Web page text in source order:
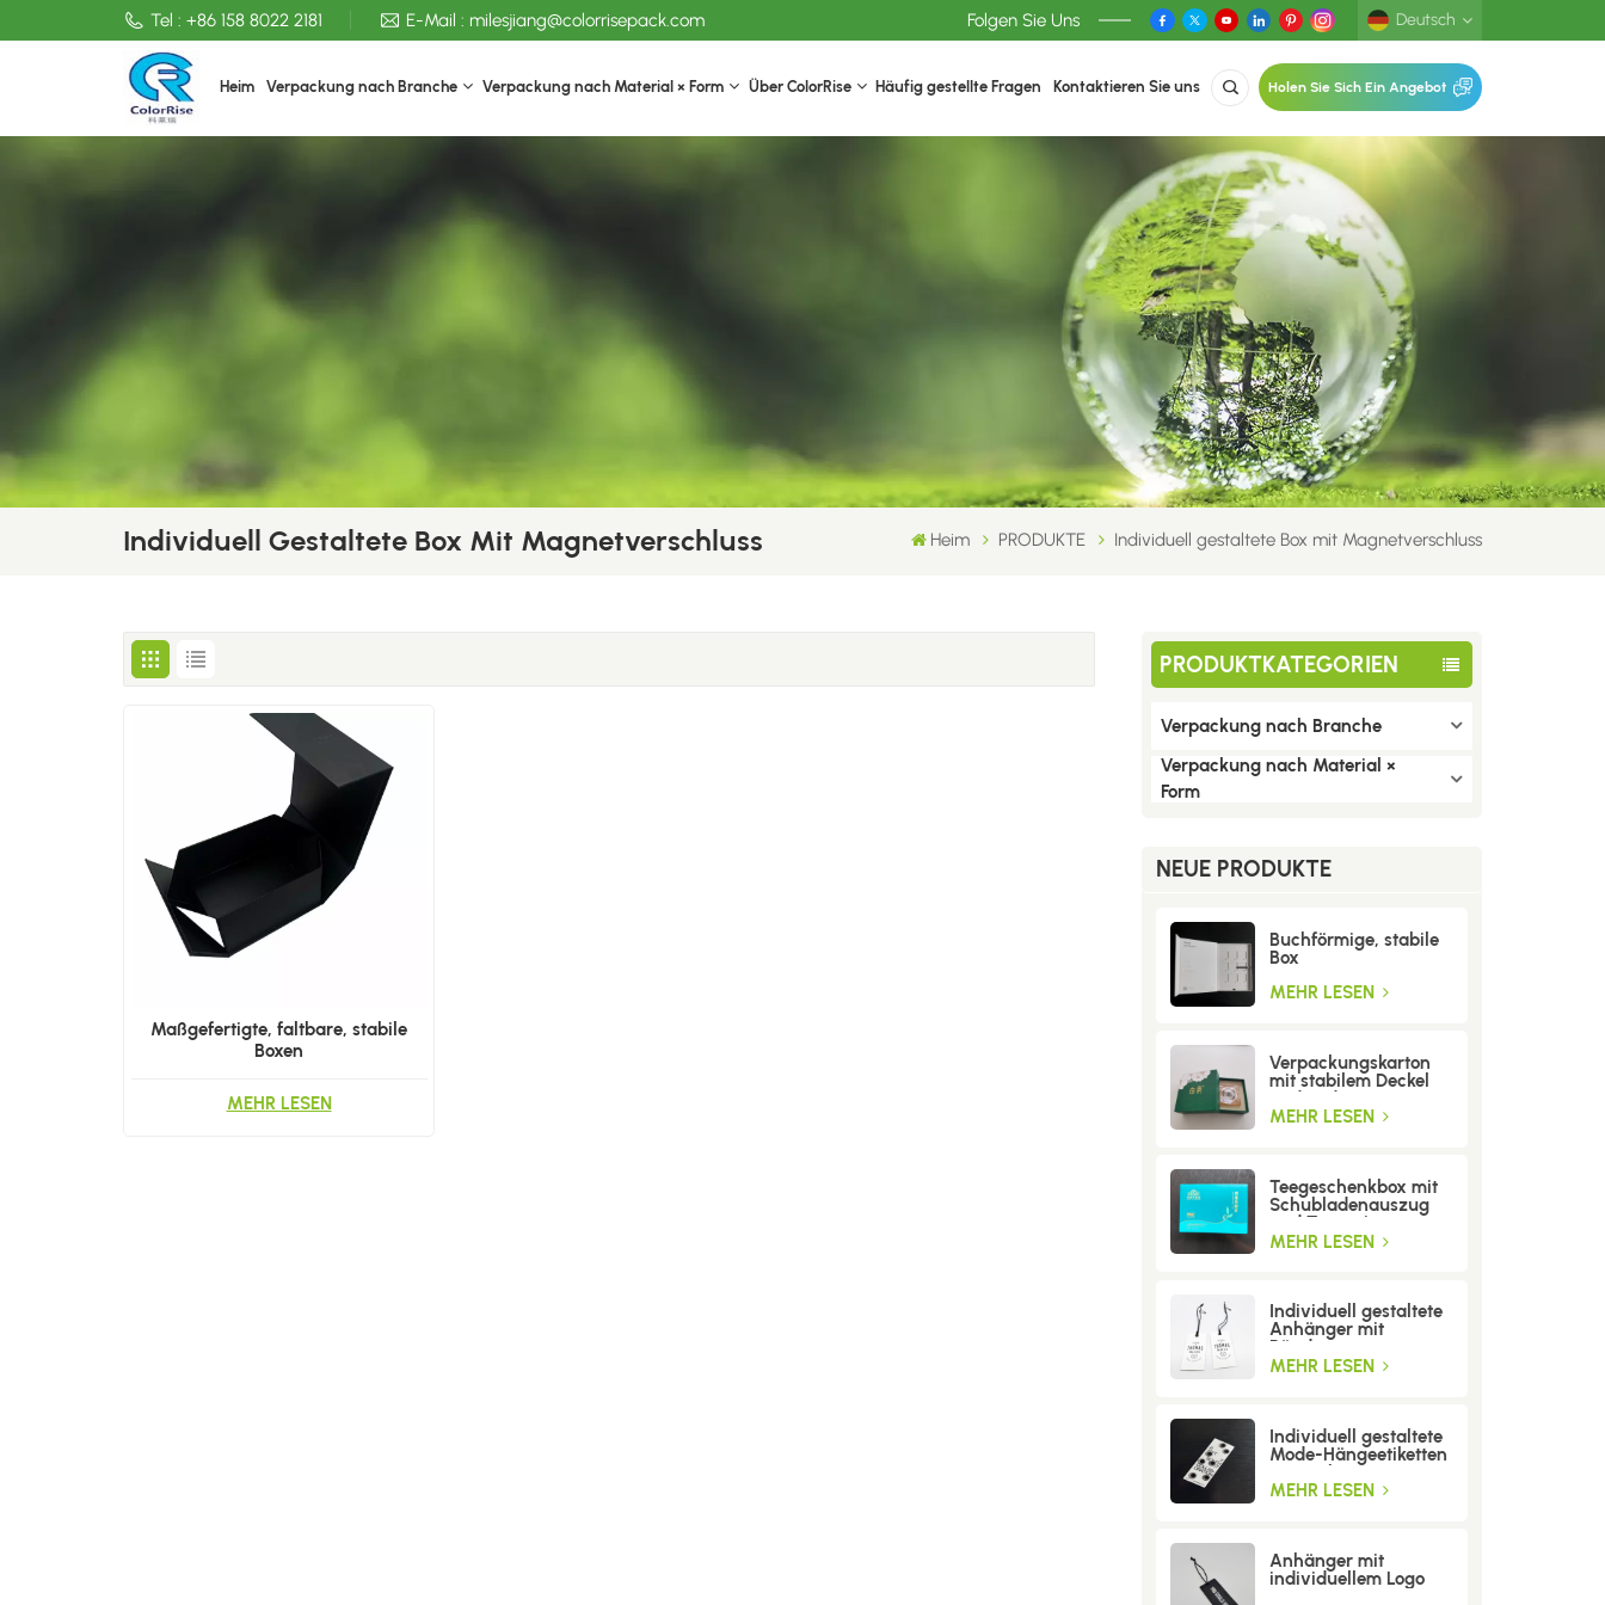
Tel : +86 158 8022 2181 E-Mail : milesjiang@colorrisepack.com Folgen Sie Uns Deutsch
Deutsch
Heim Verpackung nach Branche Verpackung nach Material × Form Über ColorRise Häufig gestellte Fragen Kontaktieren Sie uns Holen Sie Sich Ein Angebot
Individuell Gestaltete Box Mit Magnetverschluss Heim PRODUKTE Individuell gestaltete Box mit Magnetverschluss
Maßgefertigte, faltbare, stabile
Boxen
MEHR LESEN
PRODUKTKATEGORIEN
Verpackung nach Branche
Verpackung nach Material ×
Form
NEUE PRODUKTE
Buchförmige, stabile
Box
MEHR LESEN
Verpackungskarton
mit stabilem Deckel
und Boden
MEHR LESEN
Teegeschenkbox mit
Schubladenauszug
und Trenneinsatz
MEHR LESEN
Individuell gestaltete
Anhänger mit
Bändern
MEHR LESEN
Individuell gestaltete
Mode-Hängeetiketten
mit Löchern
MEHR LESEN
Anhänger mit
individuellem Logo